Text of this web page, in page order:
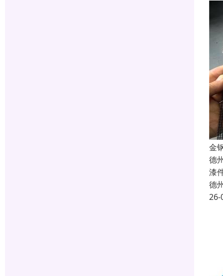
金
德
漆
德
26-